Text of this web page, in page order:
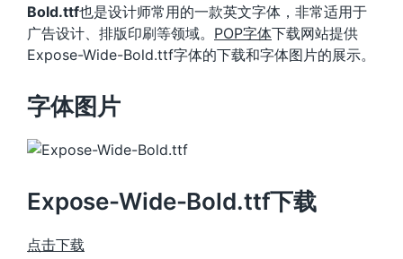
Bold.ttf也是设计师常用的一款英文字体，非常适用于
广告设计、排版印刷等领域。 POP字体下载网站提供
Expose-Wide-Bold.ttf字体的下载和字体图片的展示。
字体图片
Expose-Wide-Bold.ttf下载
点击下载